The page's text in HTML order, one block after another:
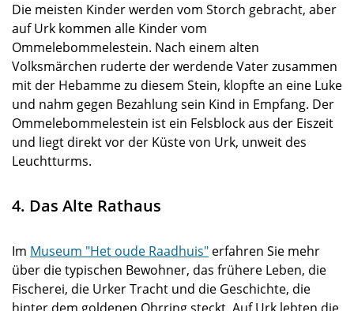
Die meisten Kinder werden vom Storch gebracht, aber
auf Urk kommen alle Kinder vom
Ommelebommelestein. Nach einem alten
Volksmärchen ruderte der werdende Vater zusammen
mit der Hebamme zu diesem Stein, klopfte an eine Luke
und nahm gegen Bezahlung sein Kind in Empfang. Der
Ommelebommelestein ist ein Felsblock aus der Eiszeit
und liegt direkt vor der Küste von Urk, unweit des
Leuchtturms.
4. Das Alte Rathaus
Im Museum "Het oude Raadhuis" erfahren Sie mehr
über die typischen Bewohner, das frühere Leben, die
Fischerei, die Urker Tracht und die Geschichte, die